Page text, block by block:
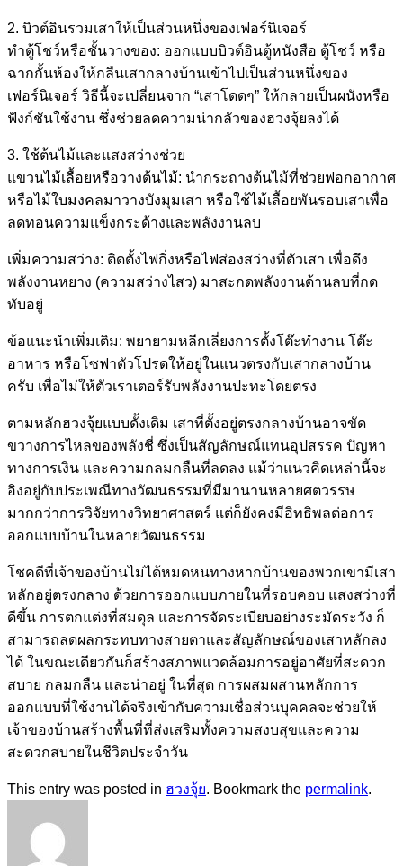
2. บิวต์อินรวมเสาให้เป็นส่วนหนึ่งของเฟอร์นิเจอร์
ทำตู้โชว์หรือชั้นวางของ: ออกแบบบิวต์อินตู้หนังสือ ตู้โชว์ หรือ
ฉากกั้นห้องให้กลืนเสากลางบ้านเข้าไปเป็นส่วนหนึ่งของ
เฟอร์นิเจอร์ วิธีนี้จะเปลี่ยนจาก “เสาโดดๆ” ให้กลายเป็นผนังหรือ
ฟังก์ชันใช้งาน ซึ่งช่วยลดความน่ากลัวของฮวงจุ้ยลงได้
3. ใช้ต้นไม้และแสงสว่างช่วย
แขวนไม้เลื้อยหรือวางต้นไม้: นำกระถางต้นไม้ที่ช่วยฟอกอากาศ
หรือไม้ใบมงคลมาวางบังมุมเสา หรือใช้ไม้เลื้อยพันรอบเสาเพื่อ
ลดทอนความแข็งกระด้างและพลังงานลบ
เพิ่มความสว่าง: ติดตั้งไฟกิ่งหรือไฟส่องสว่างที่ตัวเสา เพื่อดึง
พลังงานหยาง (ความสว่างไสว) มาสะกดพลังงานด้านลบที่กด
ทับอยู่
ข้อแนะนำเพิ่มเติม: พยายามหลีกเลี่ยงการตั้งโต๊ะทำงาน โต๊ะ
อาหาร หรือโซฟาตัวโปรดให้อยู่ในแนวตรงกับเสากลางบ้าน
ครับ เพื่อไม่ให้ตัวเราเตอร์รับพลังงานปะทะโดยตรง
ตามหลักฮวงจุ้ยแบบดั้งเดิม เสาที่ตั้งอยู่ตรงกลางบ้านอาจขัด
ขวางการไหลของพลังชี่ ซึ่งเป็นสัญลักษณ์แทนอุปสรรค ปัญหา
ทางการเงิน และความกลมกลืนที่ลดลง แม้ว่าแนวคิดเหล่านี้จะ
อิงอยู่กับประเพณีทางวัฒนธรรมที่มีมานานหลายศตวรรษ
มากกว่าการวิจัยทางวิทยาศาสตร์ แต่ก็ยังคงมีอิทธิพลต่อการ
ออกแบบบ้านในหลายวัฒนธรรม
โชคดีที่เจ้าของบ้านไม่ได้หมดหนทางหากบ้านของพวกเขามีเสา
หลักอยู่ตรงกลาง ด้วยการออกแบบภายในที่รอบคอบ แสงสว่างที่
ดีขึ้น การตกแต่งที่สมดุล และการจัดระเบียบอย่างระมัดระวัง ก็
สามารถลดผลกระทบทางสายตาและสัญลักษณ์ของเสาหลักลง
ได้ ในขณะเดียวกันก็สร้างสภาพแวดล้อมการอยู่อาศัยที่สะดวก
สบาย กลมกลืน และน่าอยู่ ในที่สุด การผสมผสานหลักการ
ออกแบบที่ใช้งานได้จริงเข้ากับความเชื่อส่วนบุคคลจะช่วยให้
เจ้าของบ้านสร้างพื้นที่ที่ส่งเสริมทั้งความสงบสุขและความ
สะดวกสบายในชีวิตประจำวัน
This entry was posted in ฮวงจุ้ย. Bookmark the permalink.